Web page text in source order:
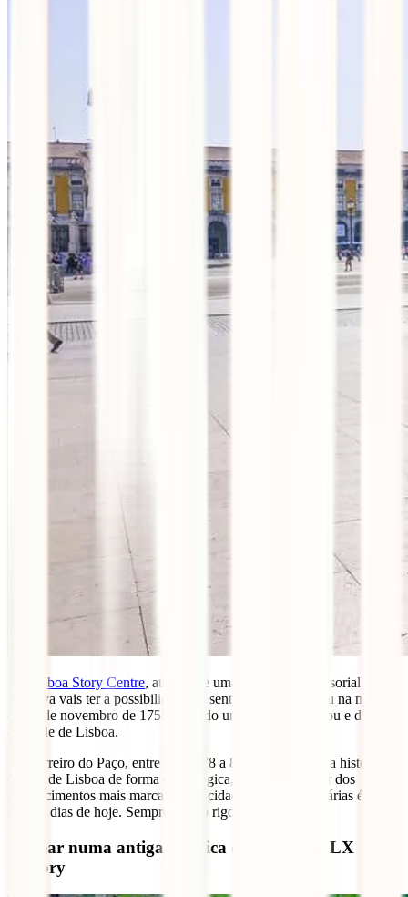
Lisboa Story Centre, através de uma experiência sensorial e
imersiva vais ter a possibilidade de sentir o que se passou na manha
de 01 de novembro de 1755, quando um terramoto abalou e destruiu
a cidade de Lisboa.
No Terreiro do Paço, entre os nºs 78 a 81 vais conhecer a história da
cidade de Lisboa de forma cronológica, e vais ficar a par dos
acontecimentos mais marcantes da cidade ao longo de várias épocas
até aos dias de hoje. Sempre fiel ao rigor histórico.
Passear numa antiga Fábrica desativada – LX
Factory